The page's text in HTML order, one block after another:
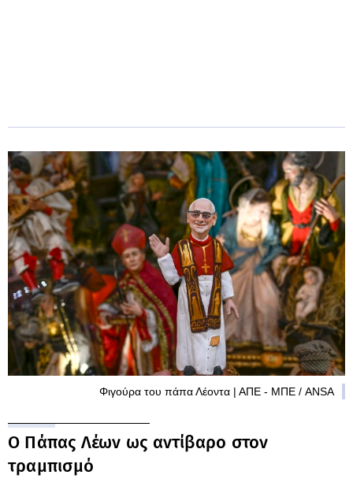
Φιγούρα του πάπα Λέοντα | ΑΠΕ - ΜΠΕ / ANSA
Ο Πάπας Λέων ως αντίβαρο στον
τραμπισμό